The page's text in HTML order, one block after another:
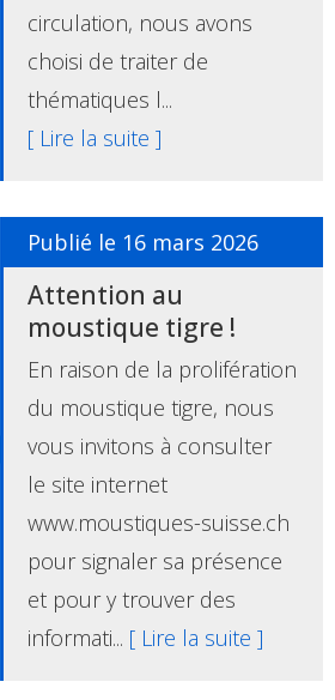
circulation, nous avons
choisi de traiter de
thématiques l...
[ Lire la suite ]
Publié le 16 mars 2026
Attention au
moustique tigre !
En raison de la prolifération
du moustique tigre, nous
vous invitons à consulter
le site internet
www.moustiques-suisse.ch
pour signaler sa présence
et pour y trouver des
informati... [ Lire la suite ]